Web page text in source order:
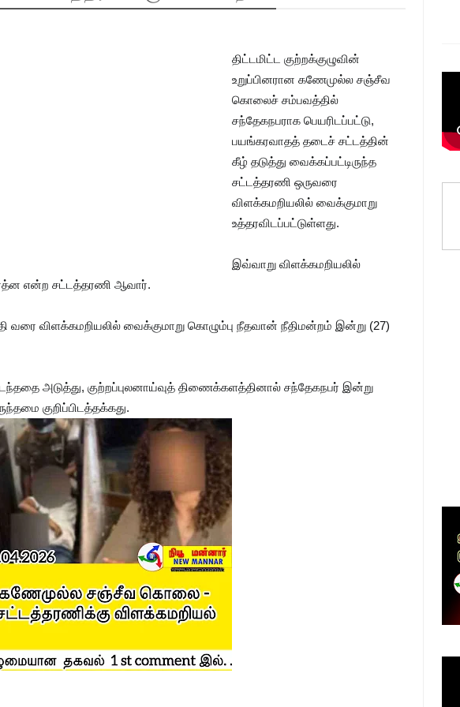
திட்டமிட்ட குற்றக்குழுவின்
உறுப்பினரான கணேமுல்ல சஞ்சீவ
கொலைச் சம்பவத்தில்
சந்தேகநபராக பெயரிடப்பட்டு,
பயங்கரவாதத் தடைச் சட்டத்தின்
கீழ் தடுத்து வைக்கப்பட்டிருந்த
சட்டத்தரணி ஒருவரை
விளக்கமறியலில் வைக்குமாறு
உத்தரவிடப்பட்டுள்ளது.
இவ்வாறு விளக்கமறியலில்
என்ற சட்டத்தரணி ஆவார்.
வரை விளக்கமறியலில் வைக்குமாறு கொழும்பு நீதவான் நீதிமன்றம் இன்று (27)
அடுத்து, குற்றப்புலனாய்வுத் திணைக்களத்தினால் சந்தேகநபர் இன்று
குறிப்பிடத்தக்கது.